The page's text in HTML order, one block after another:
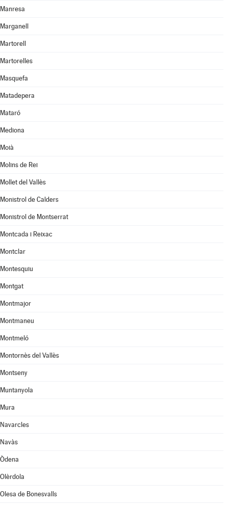
Manresa
Marganell
Martorell
Martorelles
Masquefa
Matadepera
Mataró
Mediona
Moià
Molins de Rei
Mollet del Vallès
Monistrol de Calders
Monistrol de Montserrat
Montcada i Reixac
Montclar
Montesquiu
Montgat
Montmajor
Montmaneu
Montmeló
Montornès del Vallès
Montseny
Muntanyola
Mura
Navarcles
Navàs
Òdena
Olèrdola
Olesa de Bonesvalls